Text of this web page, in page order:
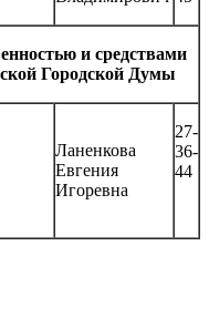
и средствами
Городской Думы
Ланенкова
Евгения
Игоревна
27-
36-
44